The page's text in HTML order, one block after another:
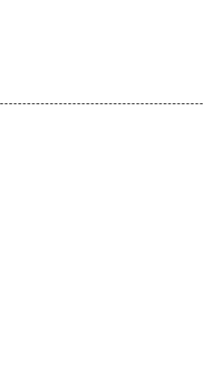
Vous pouvez vous opposer au traitement